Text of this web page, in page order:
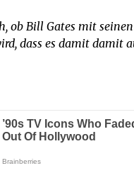
ob Bill Gates mit
dass es damit damit